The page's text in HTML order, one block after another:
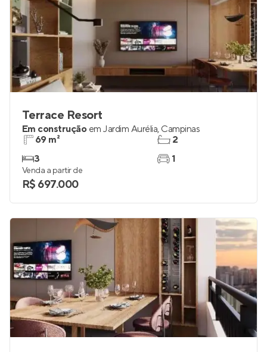
Terrace Resort
Em construção em Jardim Aurélia, Campinas
69 m²
3
2
1
Venda a partir de
R$ 697.000